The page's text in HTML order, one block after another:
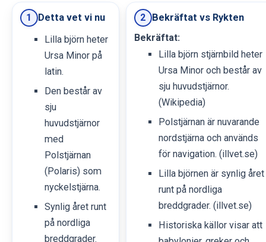
1
Detta vet vi nu
Lilla björn heter
Ursa Minor på
latin.
Den består av
sju
huvudstjärnor
med
Polstjärnan
(Polaris) som
nyckelstjärna.
Synlig året runt
på nordliga
breddgrader.
2 Bekräftat vs Rykten
Bekräftat:
Lilla björn stjärnbild heter
Ursa Minor och består av
sju huvudstjärnor.
(Wikipedia)
Polstjärnan är nuvarande
nordstjärna och används
för navigation. (illvet.se)
Lilla björnen är synlig året
runt på nordliga
breddgrader. (illvet.se)
Historiska källor visar att